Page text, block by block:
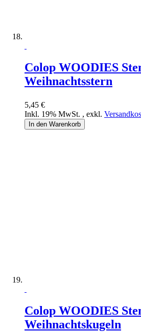
Colop WOODIES
Weihnachtsstern
5,45 €
Inkl. 19% MwSt. , exkl.
In den Warenkorb
Colop WOODIES
Weihnachtskugeln